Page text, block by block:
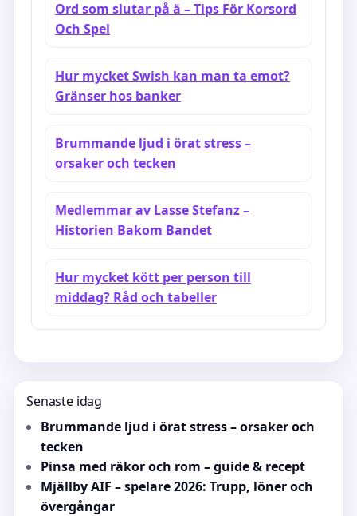
Ord som slutar på ä – Tips För Korsord
Och Spel
Hur mycket Swish kan man ta emot?
Gränser hos banker
Brummande ljud i örat stress –
orsaker och tecken
Medlemmar av Lasse Stefanz –
Historien Bakom Bandet
Hur mycket kött per person till
middag? Råd och tabeller
Senaste idag
Brummande ljud i örat stress – orsaker och
tecken
Pinsa med räkor och rom – guide & recept
Mjällby AIF – spelare 2026: Trupp, löner och
övergångar